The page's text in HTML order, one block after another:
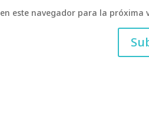
este navegador para la próxima